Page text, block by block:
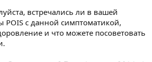
встречались ли в вашей
POIS c данной симптоматикой,
и что можете посоветовать